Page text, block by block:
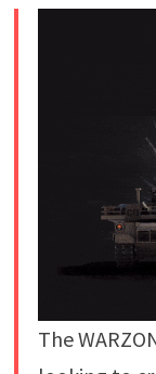
The